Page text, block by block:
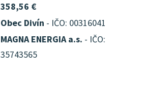
358,56 €
Obec Divín - IČO: 00316041
MAGNA ENERGIA a.s. - IČO:
35743565